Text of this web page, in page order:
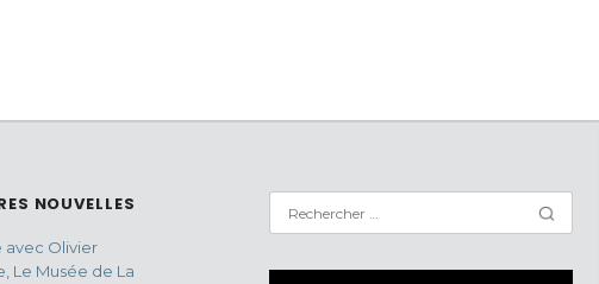
NOUVELLES
avec Olivier
Le Musée de La